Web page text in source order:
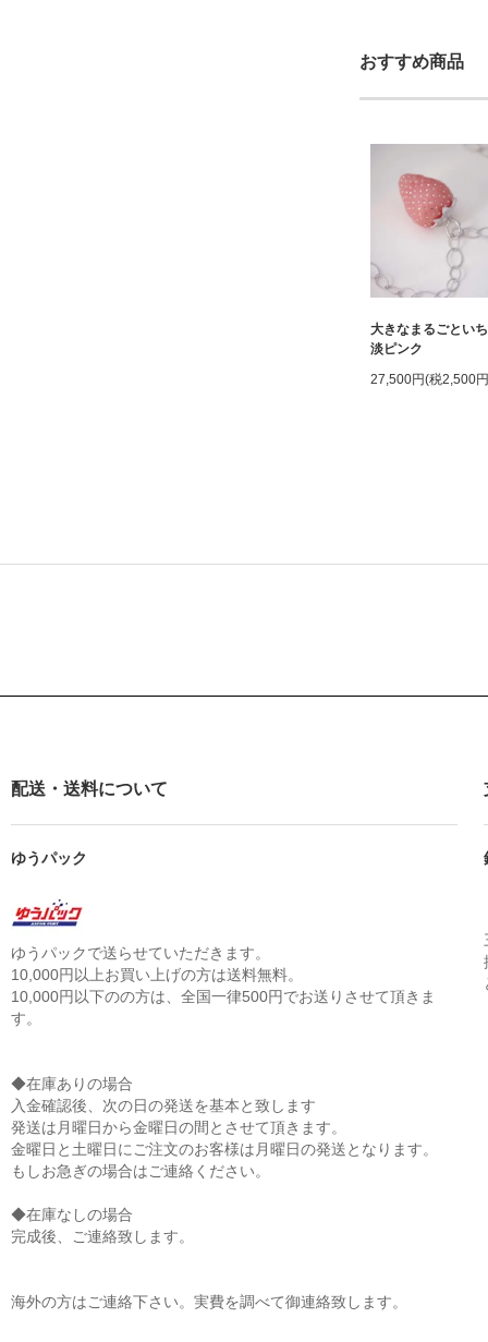
おすすめ商品
大きなまるごと
淡ピンク
27,500円(税2,500
配送・送料について
ゆうパック
ゆうパックで送らせていただきます。
10,000円以上お買い上げの方は送料無料。
10,000円以下のの方は、全国一律500円でお送りさせて頂きま
す。
◆在庫ありの場合
入金確認後、次の日の発送を基本と致します
発送は月曜日から金曜日の間とさせて頂きます。
金曜日と土曜日にご注文のお客様は月曜日の発送となります。
もしお急ぎの場合はご連絡ください。
◆在庫なしの場合
完成後、ご連絡致します。
海外の方はご連絡下さい。実費を調べて御連絡致します。